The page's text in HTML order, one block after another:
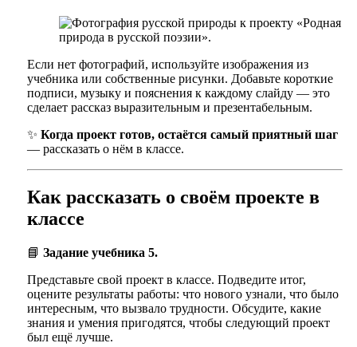
Если нет фотографий, используйте изображения из
учебника или собственные рисунки. Добавьте короткие
подписи, музыку и пояснения к каждому слайду — это
сделает рассказ выразительным и презентабельным.
✨ Когда проект готов, остаётся самый приятный шаг
— рассказать о нём в классе.
Как рассказать о своём проекте в
классе
📘 Задание учебника 5.
Представьте свой проект в классе. Подведите итог,
оцените результаты работы: что нового узнали, что было
интересным, что вызвало трудности. Обсудите, какие
знания и умения пригодятся, чтобы следующий проект
был ещё лучше.